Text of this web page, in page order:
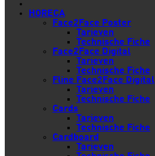
HORECA
Face2Face Poster
Tarieven
Technische Fiche
Face2Face Digital
Tarieven
Technische Fiche
Fline Face2Face Digital
Tarieven
Technische Fiche
Cards
Tarieven
Technische Fiche
Cardboard
Tarieven